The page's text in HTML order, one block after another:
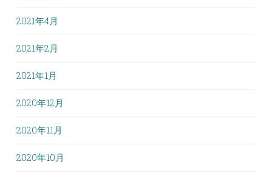
2021年4月
2021年2月
2021年1月
2020年12月
2020年11月
2020年10月